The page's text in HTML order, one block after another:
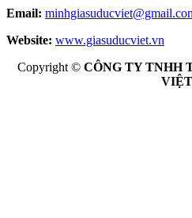
Email:
Website: www.giasuducviet.vn
Copyright © CÔNG TY TNHH
VIỆT